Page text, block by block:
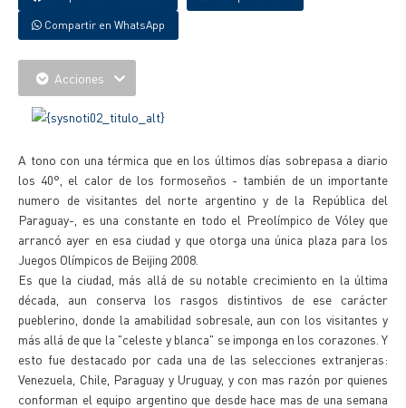
Compartir en WhatsApp
Acciones
A tono con una térmica que en los últimos días sobrepasa a diario
los 40°, el calor de los formoseños - también de un importante
numero de visitantes del norte argentino y de la República del
Paraguay-, es una constante en todo el Preolímpico de Vóley que
arrancó ayer en esa ciudad y que otorga una única plaza para los
Juegos Olímpicos de Beijing 2008.
Es que la ciudad, más allá de su notable crecimiento en la última
década, aun conserva los rasgos distintivos de ese carácter
pueblerino, donde la amabilidad sobresale, aun con los visitantes y
más allá de que la "celeste y blanca" se imponga en los corazones. Y
esto fue destacado por cada una de las selecciones extranjeras:
Venezuela, Chile, Paraguay y Uruguay, y con mas razón por quienes
conforman el equipo argentino que desde hace mas de una semana